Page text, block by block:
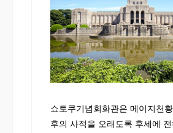
쇼토쿠기념회화관은 메이지천
후의 사적을 오래도록 후세에